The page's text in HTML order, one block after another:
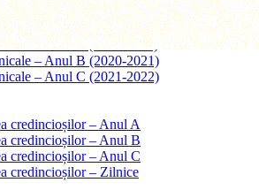
– Anul A (2019-2020)
– Anul B (2020-2021)
– Anul C (2021-2022)
credincioșilor – Anul A
credincioșilor – Anul B
credincioșilor – Anul C
credincioșilor – Zilnice